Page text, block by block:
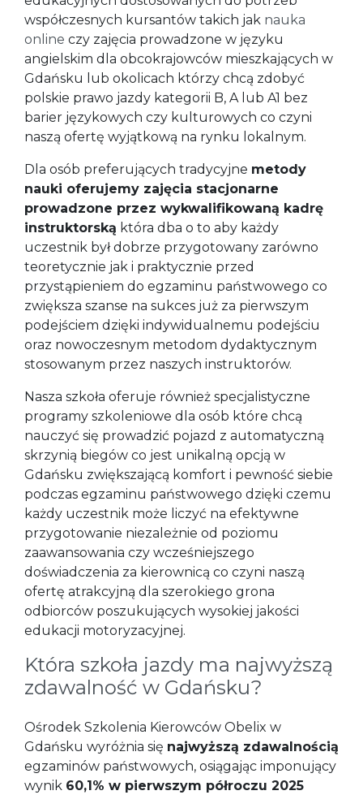
współczesnych kursantów takich jak nauka
online czy zajęcia prowadzone w języku
angielskim dla obcokrajowców mieszkających w
Gdańsku lub okolicach którzy chcą zdobyć
polskie prawo jazdy kategorii B, A lub A1 bez
barier językowych czy kulturowych co czyni
naszą ofertę wyjątkową na rynku lokalnym.
Dla osób preferujących tradycyjne metody
nauki oferujemy zajęcia stacjonarne
prowadzone przez wykwalifikowaną kadrę
instruktorską która dba o to aby każdy
uczestnik był dobrze przygotowany zarówno
teoretycznie jak i praktycznie przed
przystąpieniem do egzaminu państwowego co
zwiększa szanse na sukces już za pierwszym
podejściem dzięki indywidualnemu podejściu
oraz nowoczesnym metodom dydaktycznym
stosowanym przez naszych instruktorów.
Nasza szkoła oferuje również specjalistyczne
programy szkoleniowe dla osób które chcą
nauczyć się prowadzić pojazd z automatyczną
skrzynią biegów co jest unikalną opcją w
Gdańsku zwiększającą komfort i pewność siebie
podczas egzaminu państwowego dzięki czemu
każdy uczestnik może liczyć na efektywne
przygotowanie niezależnie od poziomu
zaawansowania czy wcześniejszego
doświadczenia za kierownicą co czyni naszą
ofertę atrakcyjną dla szerokiego grona
odbiorców poszukujących wysokiej jakości
edukacji motoryzacyjnej.
Która szkoła jazdy ma najwyższą
zdawalność w Gdańsku?
Ośrodek Szkolenia Kierowców Obelix w
Gdańsku wyróżnia się najwyższą zdawalnością
egzaminów państwowych, osiągając imponujący
wynik 60,1% w pierwszym półroczu 2025